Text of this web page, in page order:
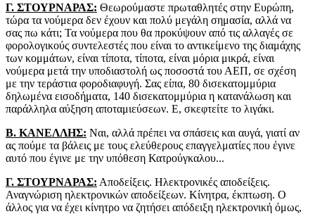
Γ. ΣΤΟΥΡΝΑΡΑΣ: Θεωρούμαστε πρωταθλητές στην Ευρώπη,
τώρα τα νούμερα δεν έχουν και πολύ μεγάλη σημασία, αλλά να
σας πω κάτι; Τα νούμερα που θα προκύψουν από τις αλλαγές σε
φορολογικούς συντελεστές που είναι το αντικείμενο της διαμάχης
των κομμάτων, είναι τίποτα, τίποτα, είναι μόρια μικρά, είναι
νούμερα μετά την υποδιαστολή ως ποσοστά του ΑΕΠ, σε σχέση
με την τεράστια φοροδιαφυγή. Σας είπα, 80 δισεκατομμύρια
δηλωμένα εισοδήματα, 140 δισεκατομμύρια η κατανάλωση και
παράλληλα αύξηση αποταμιεύσεων. Ε, σκεφτείτε το λιγάκι.
Β. ΚΑΝΕΛΛΗΣ: Ναι, αλλά πρέπει να σπάσεις και αυγά, γιατί αν
ας πούμε τα βάλεις με τους ελεύθερους επαγγελματίες που έγινε
αυτό που έγινε με την υπόθεση Κατρούγκαλου...
Γ. ΣΤΟΥΡΝΑΡΑΣ: Αποδείξεις. Ηλεκτρονικές αποδείξεις.
Αναγνώριση ηλεκτρονικών αποδείξεων. Κίνητρα, έκπτωση. Ο
άλλος για να έχει κίνητρο να ζητήσει απόδειξη ηλεκτρονική όμως,